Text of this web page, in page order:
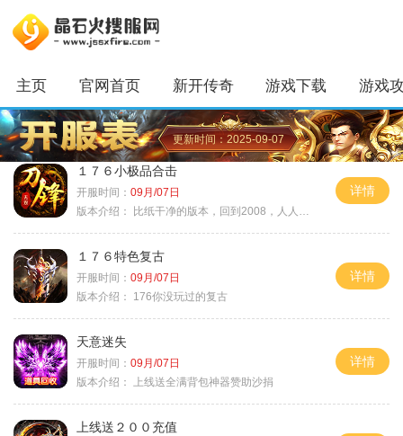
主页 官网首页 新开传奇 游戏下载 游戏
更新时间：2025-09-07
１７６小极品合击
开服时间： 09月/07日
版本介绍：
比纸干净的版本，回到2008，人人平等
详情
１７６特色复古
开服时间： 09月/07日
版本介绍：
176你没玩过的复古
详情
天意迷失
开服时间： 09月/07日
版本介绍：
上线送全满背包神器赞助沙捐
详情
上线送２００充值